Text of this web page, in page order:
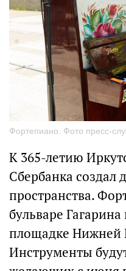
Фортепиано. Фото пресс-
К 365-летию
Сбербанка создал
пространства.
бульваре
площадке Нижней
Инструменты